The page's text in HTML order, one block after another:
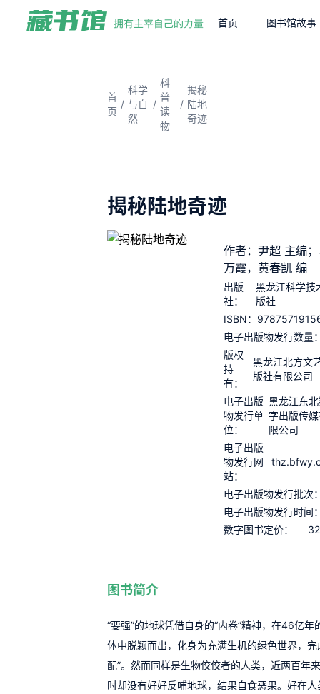
首页 图书馆故事
首
页
/
科学
与自
然
/
科
普
读
物
/
揭秘
陆地
奇迹
揭秘陆地奇迹
作者：尹超 主编
万霞，黄春凯 编
出版
社：
黑龙江科学技
版社
ISBN：
电子出版物发行数量
版权
持
有：
黑龙江北方文
版社有限公司
电子出版
物发行单
位：
黑龙江东
字出版传
限公司
电子出版
物发行网
站：
电子出版物发行批次
电子出版物发行时间
数字图书定价：
图书简介
“要强”的地球凭借自身的“内卷”精神，在46亿
体中脱颖而出，化身为充满生机的绿色世界，完
配”。然而同样是生物佼佼者的人类，近两百年
时却没有好好反哺地球，结果自食恶果。好在